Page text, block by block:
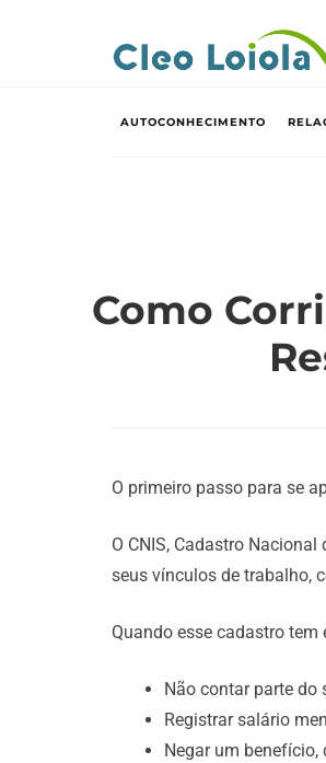
AUTOCONHECIMENTO
Como
O primeiro passo para se
O CNIS, Cadastro
seus vínculos de trabalho,
Quando esse cadastro tem
Não contar parte do
Registrar salário
Negar um